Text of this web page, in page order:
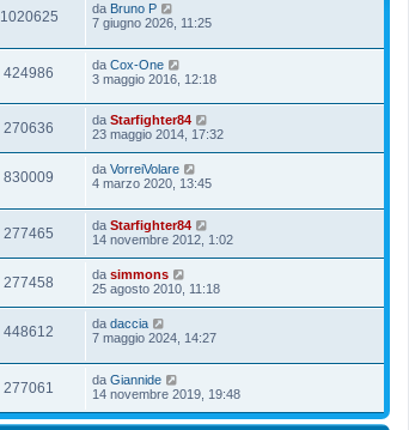
1020625 da Bruno P
7 giugno 2026, 11:25
424986 da Cox-One
3 maggio 2016, 12:18
270636 da Starfighter84
23 maggio 2014, 17:32
830009 da VorreiVolare
4 marzo 2020, 13:45
277465 da Starfighter84
14 novembre 2012, 1:02
277458 da simmons
25 agosto 2010, 11:18
448612 da daccia
7 maggio 2024, 14:27
277061 da Giannide
14 novembre 2019, 19:48